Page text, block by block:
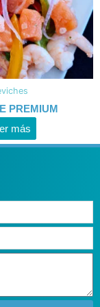
PREMIUM
más